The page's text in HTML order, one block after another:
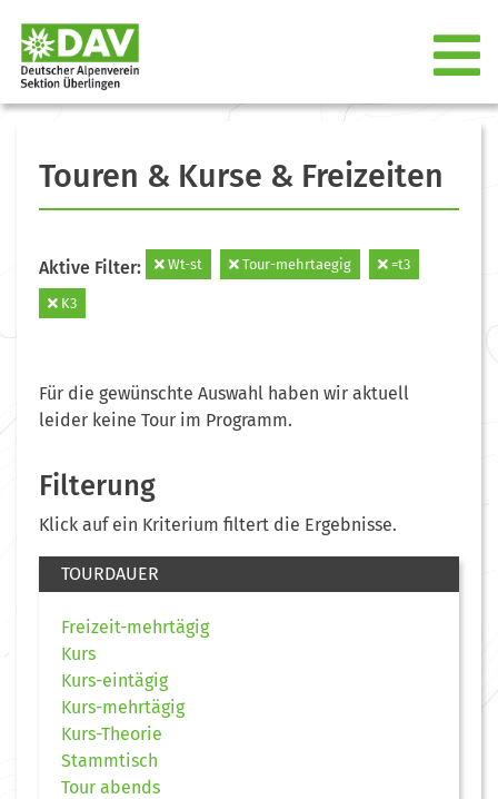
Touren & Kurse & Freizeiten
Aktive Filter: Wt-st Tour-mehrtaegig =t3
K3
Für die gewünschte Auswahl haben wir aktuell
leider keine Tour im Programm.
Filterung
Klick auf ein Kriterium filtert die Ergebnisse.
TOURDAUER
Freizeit-mehrtägig
Kurs
Kurs-eintägig
Kurs-mehrtägig
Kurs-Theorie
Stammtisch
Tour abends